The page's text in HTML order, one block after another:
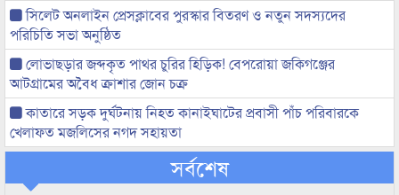
সিলেট অনলাইন প্রেসক্লাবের পুরস্কার বিতরণ ও নতুন সদস্যদের
পরিচিতি সভা অনুষ্ঠিত
লোভাছড়ার জব্দকৃত পাথর চুরির হিড়িক! বেপরোয়া জকিগঞ্জের
আটগ্রামের অবৈধ ক্রাশার জোন চক্র
কাতারে সড়ক দুর্ঘটনায় নিহত কানাইঘাটের প্রবাসী পাঁচ পরিবারকে
খেলাফত মজলিসের নগদ সহায়তা
সর্বশেষ